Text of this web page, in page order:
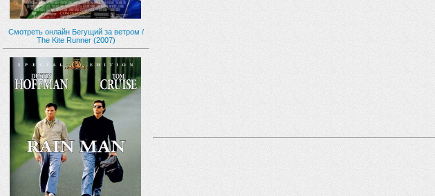
Смотреть онлайн Бегущий за ветром /
The Kite Runner (2007)